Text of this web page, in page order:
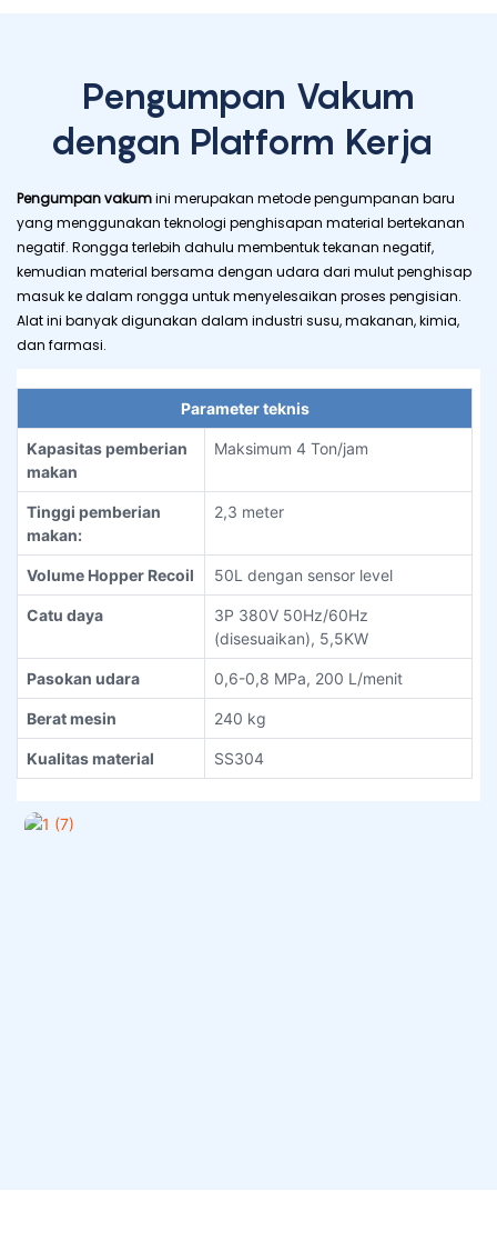
Pengumpan Vakum
dengan Platform Kerja
Pengumpan vakumini merupakan metode pengumpanan baru
yang menggunakan teknologi penghisapan material bertekanan
negatif. Rongga terlebih dahulu membentuk tekanan negatif,
kemudian material bersama dengan udara dari mulut penghisap
masuk ke dalam rongga untuk menyelesaikan proses pengisian.
Alat ini banyak digunakan dalam industri susu, makanan, kimia,
dan farmasi.
Parameter teknis
Kapasitas pemberian
makan
Maksimum 4 Ton/jam
Tinggi pemberian
makan:
2,3 meter
Volume Hopper Recoil 50L dengan sensor level
Catu daya
3P 380V 50Hz/60Hz
(disesuaikan), 5,5KW
Pasokan udara 0,6-0,8 MPa, 200 L/menit
Berat mesin 240 kg
Kualitas material SS304